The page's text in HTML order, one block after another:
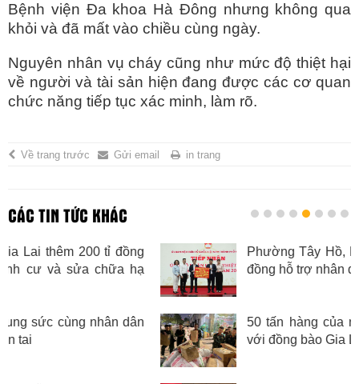
Bệnh viện Đa khoa Hà Đông nhưng không qua
khỏi và đã mất vào chiều cùng ngày.
Nguyên nhân vụ cháy cũng như mức độ thiệt hại
về người và tài sản hiện đang được các cơ quan
chức năng tiếp tục xác minh, làm rõ.
Về trang trước Gửi email in trang
CÁC TIN TỨC KHÁC
Phường Tây Hồ, Phú Thượng trao hơn 2
đồng hỗ trợ nhân dân bị thiệt hại bởi mưa
50 tấn hàng của người dân Thủ đô sẽ
với đồng bào Gia Lai bị thiệt hại do mưa lũ